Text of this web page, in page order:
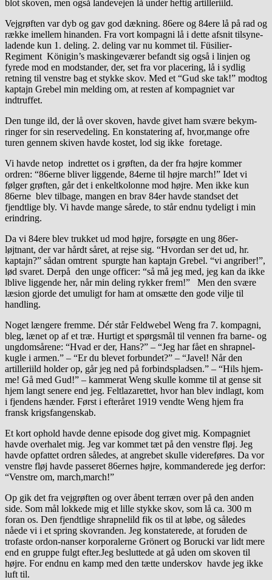
blot skoven, men også landevejen lå under heftig artilleriild.
Vejgrøften var dyb og gav god dækning. 86ere og 84ere lå på rad og
række imellem hinanden. Fra vort kompagni lå i dette afsnit tilsyne-
ladende kun 1. deling. 2. deling var nu kommet til. Füsilier-
Regiment Königin’s maskingeværer befandt sig også i linjen og
fyrede mod en modstander, der, set fra vor placering, lå i sydlig
retning til venstre bag et stykke skov. Med et “Gud ske tak!” modtog
kaptajn Grebel min melding om, at resten af kompagniet var
indtruffet.
Den tunge ild, der lå over skoven, havde givet ham svære bekym-
ringer for sin reservedeling. En konstatering af, hvor,mange ofre
turen gennem skiven havde kostet, lod sig ikke foretage.
Vi havde netop indrettet os i grøften, da der fra højre kommer
ordren: “86erne bliver liggende, 84erne til højre march!” Idet vi
følger grøften, går det i enkeltkolonne mod højre. Men ikke kun
86erne blev tilbage, mangen en brav 84er havde standset det
fjendtlige bly. Vi havde mange sårede, to står endnu tydeligt i min
erindring.
Da vi 84ere blev trukket ud mod højre, forsøgte en ung 86er-
løjtnant, der var hårdt såret, at rejse sig. “Hvordan ser det ud, hr.
kaptajn?” sådan omtrent spurgte han kaptajn Grebel. “vi angriber!”,
lød svaret. Derpå den unge officer: “så må jeg med, jeg kan da ikke
lblive liggende her, når min deling rykker frem!” Men den svære
læsion gjorde det umuligt for ham at omsætte den gode vilje til
handling.
Noget længere fremme. Dér står Feldwebel Weng fra 7. kompagni,
bleg, lænet op af et træ. Hurtigt et spørgsmål til vennen fra barne- og
ungdomsårene: “Hvad er der, Hans?” – “Jeg har fået en shrapnel-
kugle i armen.” – “Er du blevet forbundet?” – “Javel! Når den
artilleriild holder op, går jeg ned på forbindspladsen.” – “Hils hjem-
me! Gå med Gud!” – kammerat Weng skulle komme til at gense sit
hjem langt senere end jeg. Feltlazarettet, hvor han blev indlagt, kom
i fjendens hænder. Først i efteråret 1919 vendte Weng hjem fra
fransk krigsfangenskab.
Et kort ophold havde denne episode dog givet mig. Kompagniet
havde overhalet mig. Jeg var kommet tæt på den venstre fløj. Jeg
havde opfattet ordren således, at angrebet skulle videreføres. Da vor
venstre fløj havde passeret 86ernes højre, kommanderede jeg derfor:
“Venstre om, march,march!”
Op gik det fra vejgrøften og over åbent terræn over på den anden
side. Som mål lokkede mig et lille stykke skov, som lå ca. 300 m
foran os. Den fjendtlige shrapnelild fik os til at løbe, og således
nåede vi i et spring skovranden. Jeg konstaterede, at foruden de
trofaste ordon-nanser korporalerne Grönert og Borucki var lidt mere
end en gruppe fulgt efter.Jeg besluttede at gå uden om skoven til
højre. For endnu en kamp med den tætte underskov havde jeg ikke
luft til.